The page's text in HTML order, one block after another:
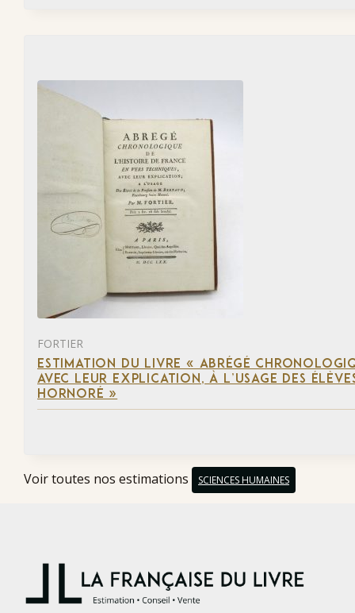
FORTIER
ESTIMATION DU LIVRE « ABRÉGÉ
AVEC LEUR EXPLICATION, À L’USAGE DES
HORNORÉ »
Voir toutes nos estimations SCIENCES HUMAINES